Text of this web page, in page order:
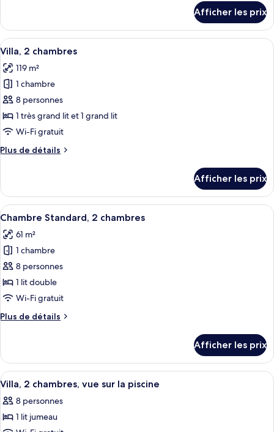
chambre,
accessible
aux
personnes
à
mobilité
réduite
(Communications
Accessible)
Villa,
chambre,
aux
personnes
mobilité
réduite
(Communications
Accessible)
Afficher les prix
Afficher
toutes
les
photos
pour
ce
type
chambre :
chambres
Une chambre d’hôtel comprenant
6
Villa, 2 chambres
119 m²
1 chambre
8 personnes
1 très grand lit et 1 grand lit
Wi-Fi gratuit
Plus de détails
Plus
Villa,
chambres
Afficher les prix
Afficher
toutes
les
photos
pour
ce
type
chambre :
2
chambres
Une chambre d’hôtel avec un
10
Chambre Standard, 2 chambres
61 m²
1 chambre
8 personnes
1 lit double
Wi-Fi gratuit
Plus de détails
Plus
Chambre
Standard,
2
Afficher les prix
Afficher
toutes
les
photos
Un hôtel doté d’une piscine, de
5
Villa, 2 chambres, vue sur la piscine
8 personnes
1 lit jumeau